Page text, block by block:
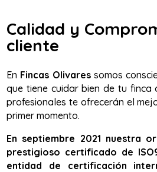
Calidad y
cliente
En Fincas Olivaressomos
que tiene cuidar bien de tu finca
profesionales te ofrecerán el
primer momento.
En septiembre 2021 nuestra
prestigioso certificado de
entidad de certificación